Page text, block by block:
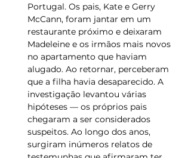
Portugal. Os pais, Kate e Gerry
McCann, foram jantar em um
restaurante próximo e deixaram
Madeleine e os irmãos mais novos
no apartamento que haviam
alugado. Ao retornar, perceberam
que a filha havia desaparecido. A
investigação levantou várias
hipóteses — os próprios pais
chegaram a ser considerados
suspeitos. Ao longo dos anos,
surgiram inúmeros relatos de